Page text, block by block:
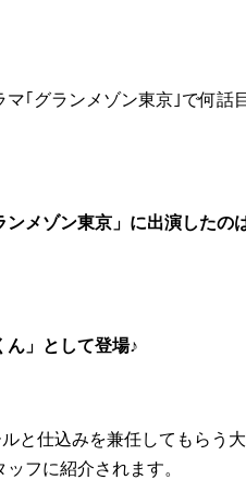
｢グランメゾン東京｣で何話
メゾン東京」に出演したの
ん」として登場♪
と仕込みを兼任してもらう
フに紹介されます。